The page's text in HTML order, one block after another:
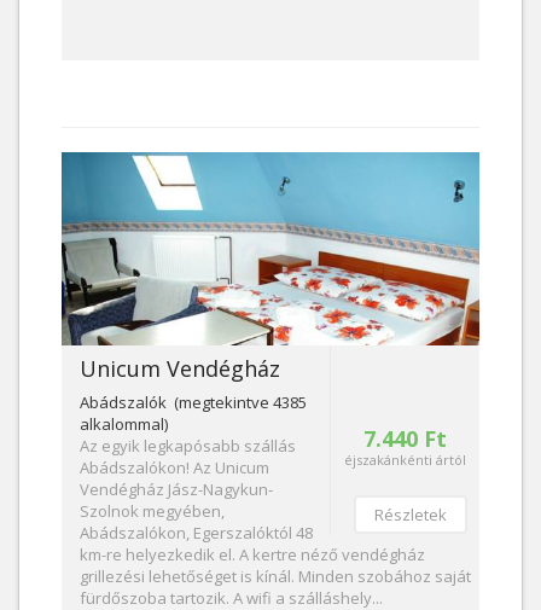
7.440 Ft
éjszakánkénti ártól
Részletek
Unicum Vendégház
Abádszalók (megtekintve 4385
alkalommal)
Az egyik legkapósabb szállás
Abádszalókon! Az Unicum
Vendégház Jász-Nagykun-
Szolnok megyében,
Abádszalókon, Egerszalóktól 48
km-re helyezkedik el. A kertre néző vendégház
grillezési lehetőséget is kínál. Minden szobához saját
fürdőszoba tartozik. A wifi a szálláshely...